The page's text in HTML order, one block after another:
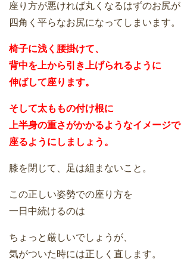
座り方が悪ければ丸くなるはずのお尻が
四角く平らなお尻になってしまいます。
椅子に浅く腰掛けて、
背中を上から引き上げられるように
伸ばして座ります。
そして太ももの付け根に
上半身の重さがかかるようなイメージで
座るようにしましょう。
膝を閉じて、足は組まないこと。
この正しい姿勢での座り方を
一日中続けるのは
ちょっと厳しいでしょうが、
気がついた時には正しく直します。